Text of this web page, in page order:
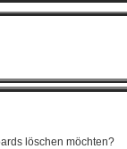
löschen möchten?